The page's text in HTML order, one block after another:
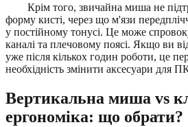
Крім того, звичайна миша не
форму кисті, через що м'язи
у постійному тонусі. Це може
каналі та плечовому поясі. Якщо ви
уже після кількох годин роботи, це
необхідність змінити аксесуари для
Вертикальна миша vs
ергономіка: що обрати?